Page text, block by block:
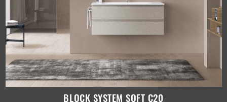
BLOCK SYSTEM SOFT C20